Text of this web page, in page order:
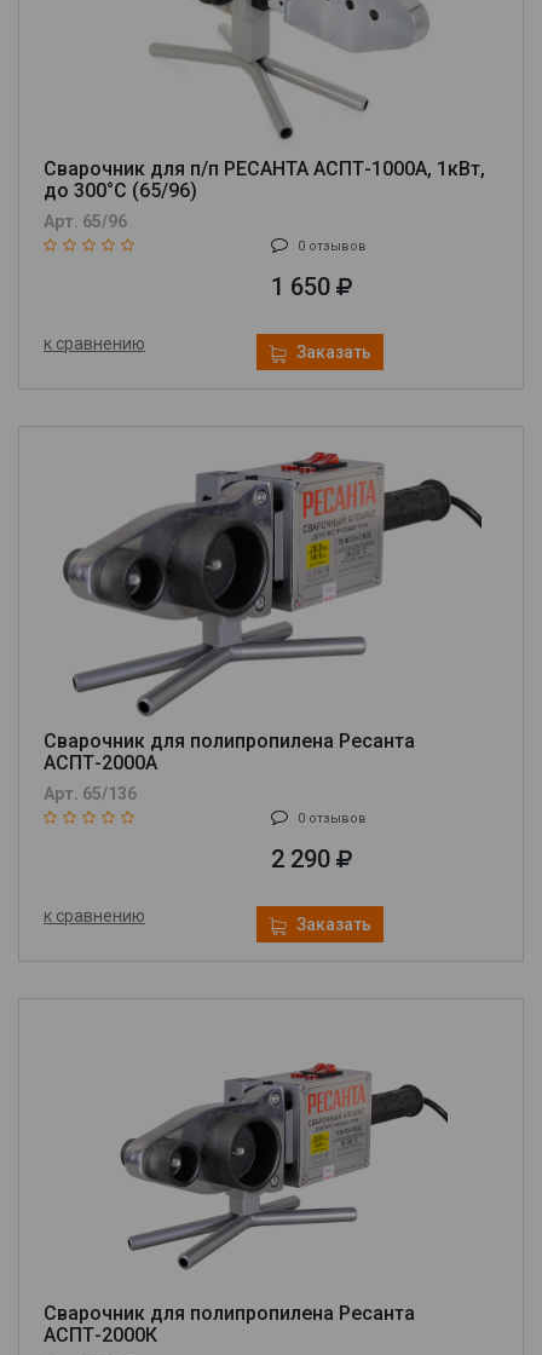
Сварочник для п/п РЕСАНТА АСПТ-1000А, 1кВт,
до 300°С (65/96)
Арт. 65/96
0 отзывов
1 650
к сравнению Заказать
Сварочник для полипропилена Ресанта
АСПТ-2000А
Арт. 65/136
0 отзывов
2 290
к сравнению Заказать
Сварочник для полипропилена Ресанта
АСПТ-2000К